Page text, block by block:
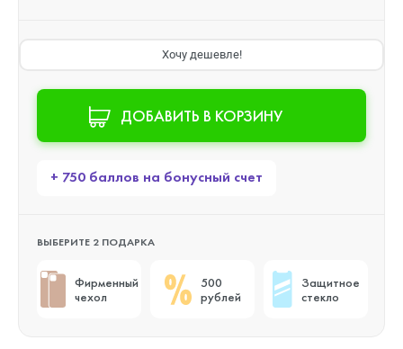
Хочу дешевле!
ДОБАВИТЬ В КОРЗИНУ
+ 750 баллов на бонусный счет
ВЫБЕРИТЕ 2 ПОДАРКА
Фирменный
чехол
500
рублей
Защитное
стекло